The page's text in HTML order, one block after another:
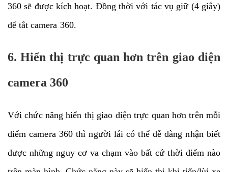
360 sẽ được kích hoạt. Đồng thời với tác vụ giữ (4 giây)
để tắt camera 360.
6. Hiển thị trực quan hơn trên giao diện
camera 360
Với chức năng hiển thị giao diện trực quan hơn trên mỗi
điểm camera 360 thì người lái có thể dễ dàng nhận biết
được những nguy cơ va chạm vào bất cứ thời điểm nào